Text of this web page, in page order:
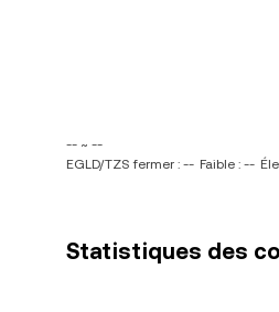
-- ~ --
EGLD/TZS fermer : -- Faible : --
Statistiques des